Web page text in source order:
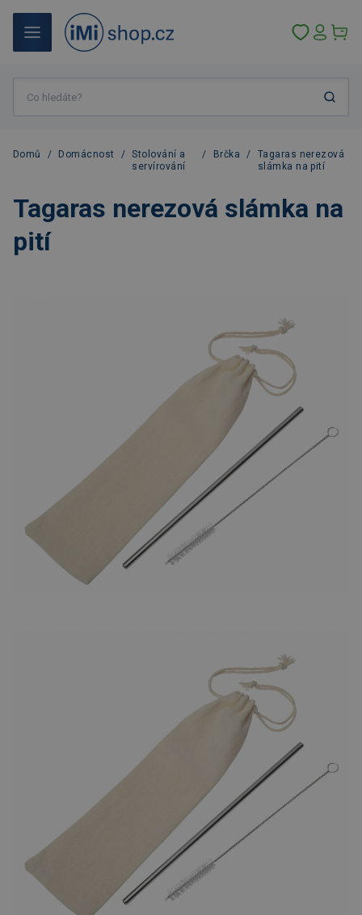
Domů / Domácnost / Stolování a
servírování
/ Brčka /
Tagaras nerezová
slámka na pití
Tagaras nerezová slámka na
pití